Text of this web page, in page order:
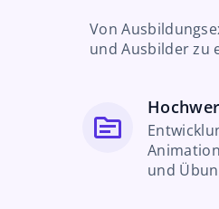
Von
und Ausbilder zu
und